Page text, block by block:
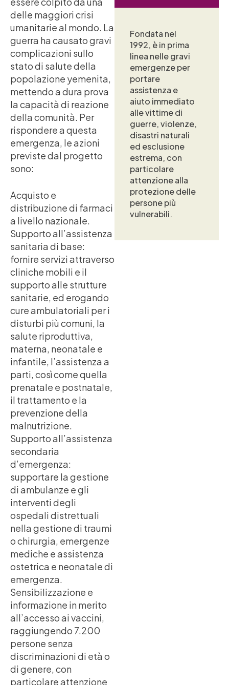
delle maggiori crisi
umanitarie al mondo. La
guerra ha causato gravi
complicazioni sullo
stato di salute della
popolazione yemenita,
mettendo a dura prova
la capacità di reazione
della comunità. Per
rispondere a questa
emergenza, le azioni
previste dal progetto
sono:
Acquisto e
distribuzione di farmaci
a livello nazionale.
Supporto all’assistenza
sanitaria di base:
fornire servizi attraverso
cliniche mobili e il
supporto alle strutture
sanitarie, ed erogando
cure ambulatoriali per i
disturbi più comuni, la
salute riproduttiva,
materna, neonatale e
infantile, l’assistenza a
parti, così come quella
prenatale e postnatale,
il trattamento e la
prevenzione della
malnutrizione.
Supporto all’assistenza
secondaria
d’emergenza:
supportare la gestione
di ambulanze e gli
interventi degli
ospedali distrettuali
nella gestione di traumi
o chirurgia, emergenze
mediche e assistenza
ostetrica e neonatale di
emergenza.
Sensibilizzazione e
informazione in merito
all’accesso ai vaccini,
raggiungendo 7.200
persone senza
discriminazioni di età o
di genere, con
particolare attenzione
Fondata nel
1992, è in prima
linea nelle gravi
emergenze per
portare
assistenza e
aiuto immediato
alle vittime di
guerre, violenze,
disastri naturali
ed esclusione
estrema, con
particolare
attenzione alla
protezione delle
persone più
vulnerabili.